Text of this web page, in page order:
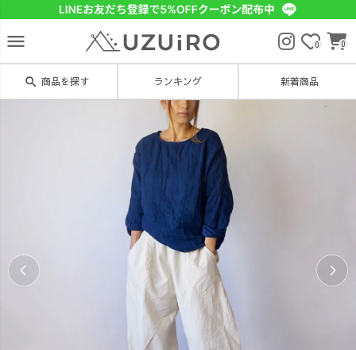
menu 0 0
search 商品を探す ランキング 新着商品